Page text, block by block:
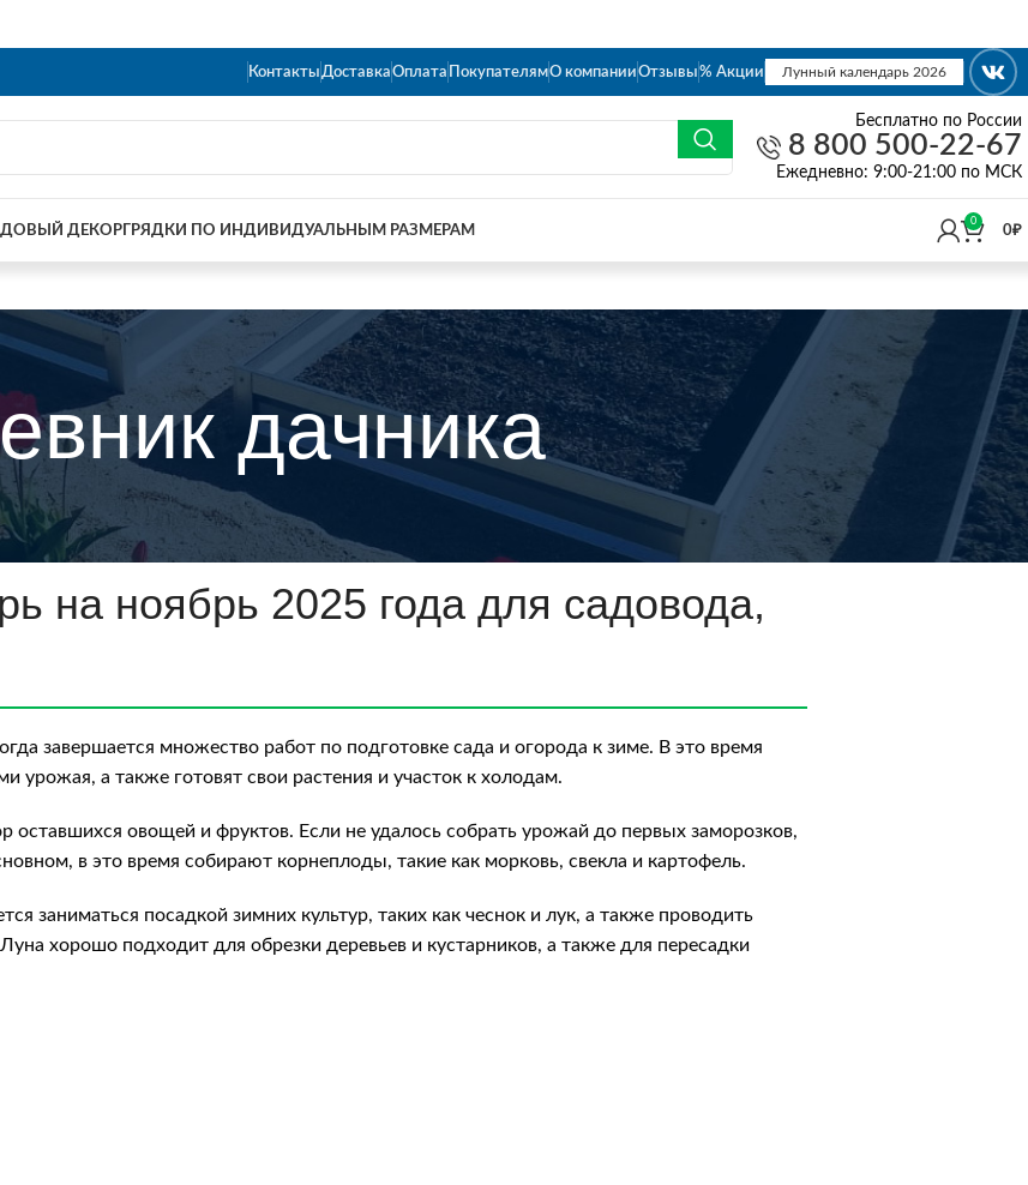
Контакты ДоставкаОплата ПокупателямО компанииОтзывы% Акции Лунный календарь 2026
Бесплатно по России
8 800 500-22-67
Eжедневно: 9:00-21:00 по МСК
ДЕКОР ГРЯДКИ ПО ИНДИВИДУАЛЬНЫМ РАЗМЕРАМ
0
0₽
дачника
на ноябрь 2025 года для садовода,
завершается множество работ по подготовке сада и огорода к зиме. В это время
а также готовят свои растения и участок к холодам.
оставшихся овощей и фруктов. Если не удалось собрать урожай до первых заморозков,
в это время собирают корнеплоды, такие как морковь, свекла и картофель.
заниматься посадкой зимних культур, таких как чеснок и лук, а также проводить
хорошо подходит для обрезки деревьев и кустарников, а также для пересадки